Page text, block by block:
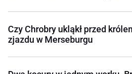
Czy Chrobry ukląkł przed
zjazdu w Merseburgu